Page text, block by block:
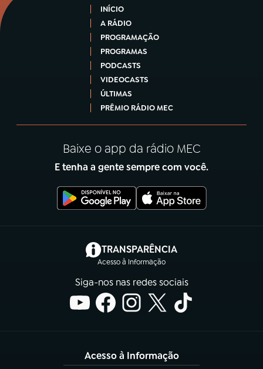
INÍCIO
A RÁDIO
PROGRAMAÇÃO
PROGRAMAS
PODCASTS
VIDEOCASTS
ÚLTIMAS
PRÊMIO RÁDIO MEC
Baixe o app da rádio MEC
E tenha a gente sempre com você.
TRANSPARÊNCIA
Acesso à Informação
(abre em nova aba)
Siga-nos nas redes sociais
Acesso à Informação